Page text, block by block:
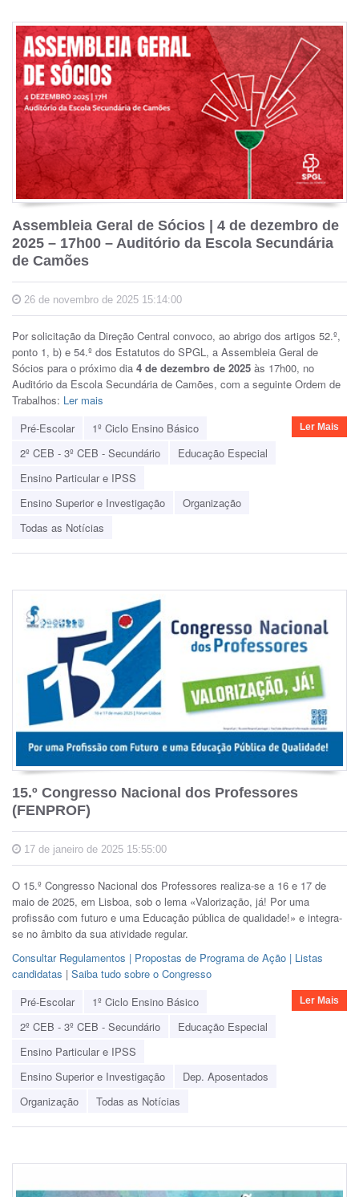
Assembleia Geral de Sócios | 4 de dezembro de
2025 – 17h00 – Auditório da Escola Secundária
de Camões
26 de novembro de 2025 15:14:00
Por solicitação da Direção Central convoco, ao abrigo dos artigos 52.º,
ponto 1, b) e 54.º dos Estatutos do SPGL, a Assembleia Geral de
Sócios para o próximo dia 4 de dezembro de 2025 às 17h00, no
Auditório da Escola Secundária de Camões, com a seguinte Ordem de
Trabalhos: Ler mais
Pré-Escolar
1º Ciclo Ensino Básico
2º CEB - 3º CEB - Secundário
Educação Especial
Ensino Particular e IPSS
Ensino Superior e Investigação
Organização
Todas as Notícias
Ler Mais
15.º Congresso Nacional dos Professores
(FENPROF)
17 de janeiro de 2025 15:55:00
O 15.º Congresso Nacional dos Professores realiza-se a 16 e 17 de
maio de 2025, em Lisboa, sob o lema «Valorização, já! Por uma
profissão com futuro e uma Educação pública de qualidade!» e integra-
se no âmbito da sua atividade regular.
Consultar Regulamentos | Propostas de Programa de Ação | Listas
candidatas | Saiba tudo sobre o Congresso
Pré-Escolar
1º Ciclo Ensino Básico
2º CEB - 3º CEB - Secundário
Educação Especial
Ensino Particular e IPSS
Ensino Superior e Investigação
Dep. Aposentados
Organização
Todas as Notícias
Ler Mais